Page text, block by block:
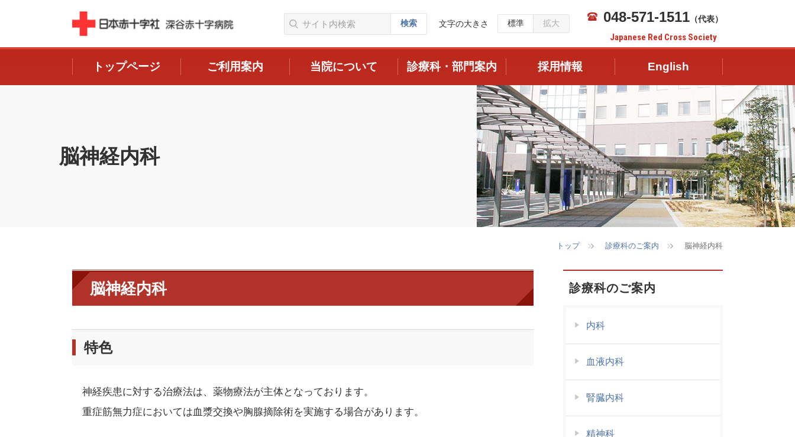
検索 文字の大きさ 標準 拡大 048-571-1511 （代表）
Japanese Red Cross Society
トップページ ご利用案内 当院について 診療科・部門案内 採用情報 English
脳神経内科
トップ 診療科のご案内 脳神経内科
脳神経内科
特色
神経疾患に対する治療法は、薬物療法が主体となっております。
重症筋無力症においては血漿交換や胸腺摘除術を実施する場合があります。
診療科のご案内
内科
血液内科
腎臓内科
精神科